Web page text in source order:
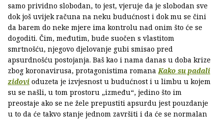
samo prividno slobodan, to jest, vjeruje da je slobodan sve
dok još uvijek računa na neku budućnost i dok mu se čini
da barem do neke mjere ima kontrolu nad onim što će se
dogoditi. Čim, međutim, bude suočen s vlastitom
smrtnošću, njegovo djelovanje gubi smisao pred
apsurdnošću postojanja. Baš kao i nama danas u doba krize
zbog koronavirusa, protagonistima romana Kako su padali
zidovi oduzeta je izvjesnost u budućnost i u limbu u kojem
su se našli, u tom prostoru „između“, jedino što im
preostaje ako se ne žele prepustiti apsurdu jest pouzdanje
u to da će takvo stanje jednom završiti i da će se normalan